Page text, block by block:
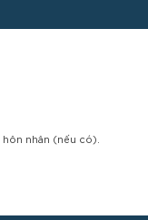
nhân (nếu có).